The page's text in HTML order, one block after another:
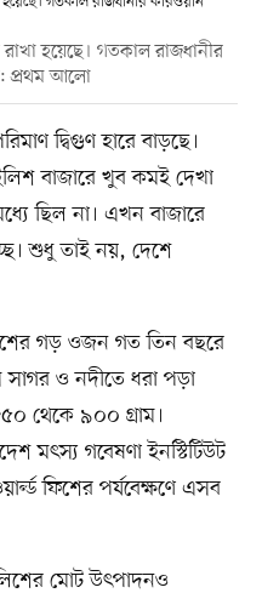
হয়েছে। গতকাল রাজধানীর
প্রথম আলো
দ্বিগুণ হারে বাড়ছে।
বাজারে খুব কমই দেখা
ছিল না। এখন বাজারে
শুধু তাই নয়, দেশে
গড় ওজন গত তিন বছরে
সাগর ও নদীতে ধরা পড়া
থেকে ৯০০ গ্রাম।
মৎস্য গবেষণা ইনস্টিটিউট
ফিশের পর্যবেক্ষণে এসব
মোট উৎপাদনও